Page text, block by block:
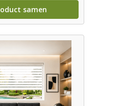
samen